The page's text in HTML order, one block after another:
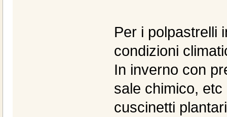
Per i polpastrelli
condizioni
In inverno con
sale chimico,
cuscinetti